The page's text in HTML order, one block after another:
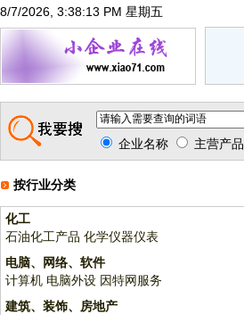
8/7/2026, 3:38:13 PM 星期五
企业名称 主营产品
按行业分类
化工
石油化工产品 化学仪器仪表
电脑、网络、软件
计算机 电脑外设 因特网服务
建筑、装饰、房地产